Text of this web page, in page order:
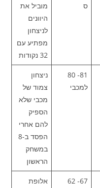
ס
מוביל את
היוונים
לניצחון
מפתיע עם
32 נקודות
81- 80
למכבי
ניצחון
צמוד של
מכבי שלא
הספיק
להם אחרי
הפסד ב-8
במשחק
הראשון
67- 62
אלופת